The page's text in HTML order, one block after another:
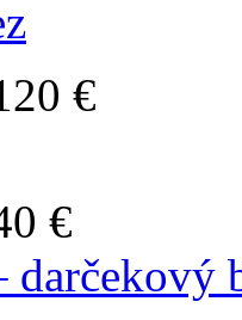
€
€
darčekový